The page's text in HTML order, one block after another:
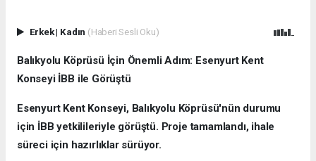
Erkek| Kadın (Haberi Sesli Oku)
Balıkyolu Köprüsü İçin Önemli Adım: Esenyurt Kent
Konseyi İBB ile Görüştü
Esenyurt Kent Konseyi, Balıkyolu Köprüsü'nün durumu
için İBB yetkilileriyle görüştü. Proje tamamlandı, ihale
süreci için hazırlıklar sürüyor.